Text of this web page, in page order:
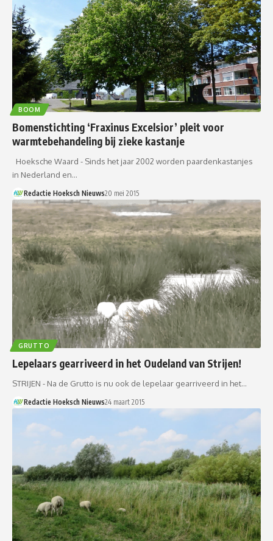
BOOM
Bomenstichting ‘Fraxinus Excelsior’ pleit voor
warmtebehandeling bij zieke kastanje
Hoeksche Waard - Sinds het jaar 2002 worden paardenkastanjes
in Nederland en…
Redactie Hoeksch Nieuws20 mei 2015
GRUTTO
Lepelaars gearriveerd in het Oudeland van Strijen!
STRIJEN - Na de Grutto is nu ook de lepelaar gearriveerd in het…
Redactie Hoeksch Nieuws24 maart 2015